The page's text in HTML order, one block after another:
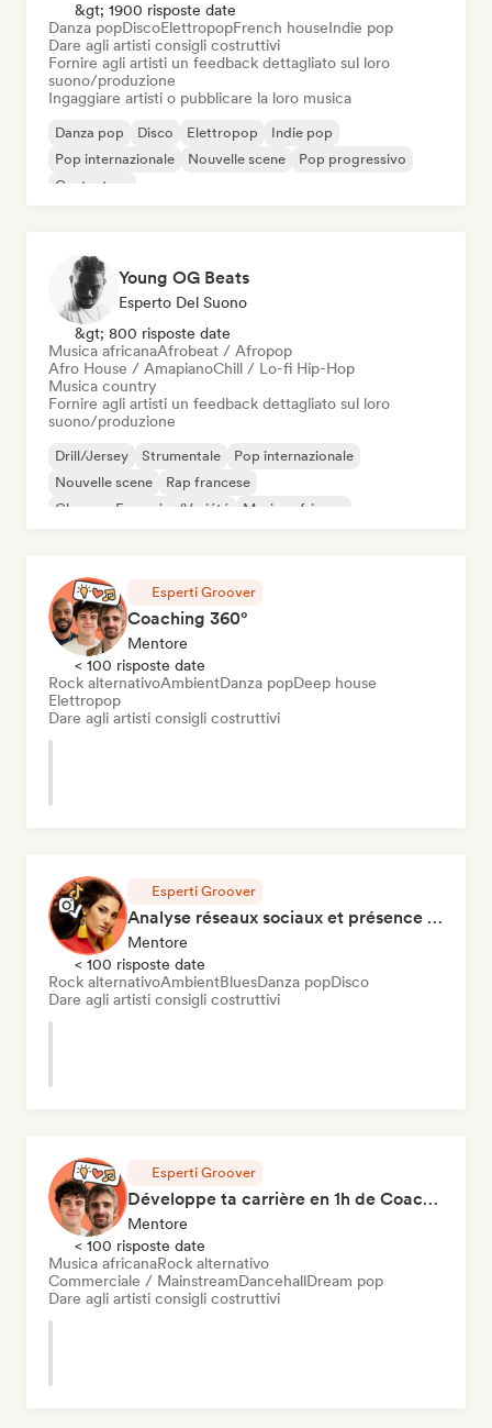
&gt; 1900 risposte date
Danza popDiscoElettropopFrench houseIndie pop
Dare agli artisti consigli costruttivi
Fornire agli artisti un feedback dettagliato sul loro
suono/produzione
Ingaggiare artisti o pubblicare la loro musica
Danza pop Disco Elettropop
Indie pop
Pop internazionale
Nouvelle scene
Pop progressivo
Cantautore
Young OG Beats
Esperto Del Suono
&gt; 800 risposte date
Musica africanaAfrobeat / Afropop
Afro House / AmapianoChill / Lo-fi Hip-Hop
Musica country
Fornire agli artisti un feedback dettagliato sul loro
suono/produzione
Drill/Jersey Strumentale
Pop internazionale
Nouvelle scene
Rap francese
Chanson Française/Variété
Musica africana
Esperti Groover
Coaching 360°
Mentore
< 100 risposte date
Rock alternativoAmbientDanza popDeep house
Elettropop
Dare agli artisti consigli costruttivi
Esperti Groover
Analyse réseaux sociaux et présence en ligne
Mentore
< 100 risposte date
Rock alternativoAmbientBluesDanza popDisco
Dare agli artisti consigli costruttivi
Esperti Groover
Développe ta carrière en 1h de Coaching
Mentore
< 100 risposte date
Musica africanaRock alternativo
Commerciale / MainstreamDancehallDream pop
Dare agli artisti consigli costruttivi